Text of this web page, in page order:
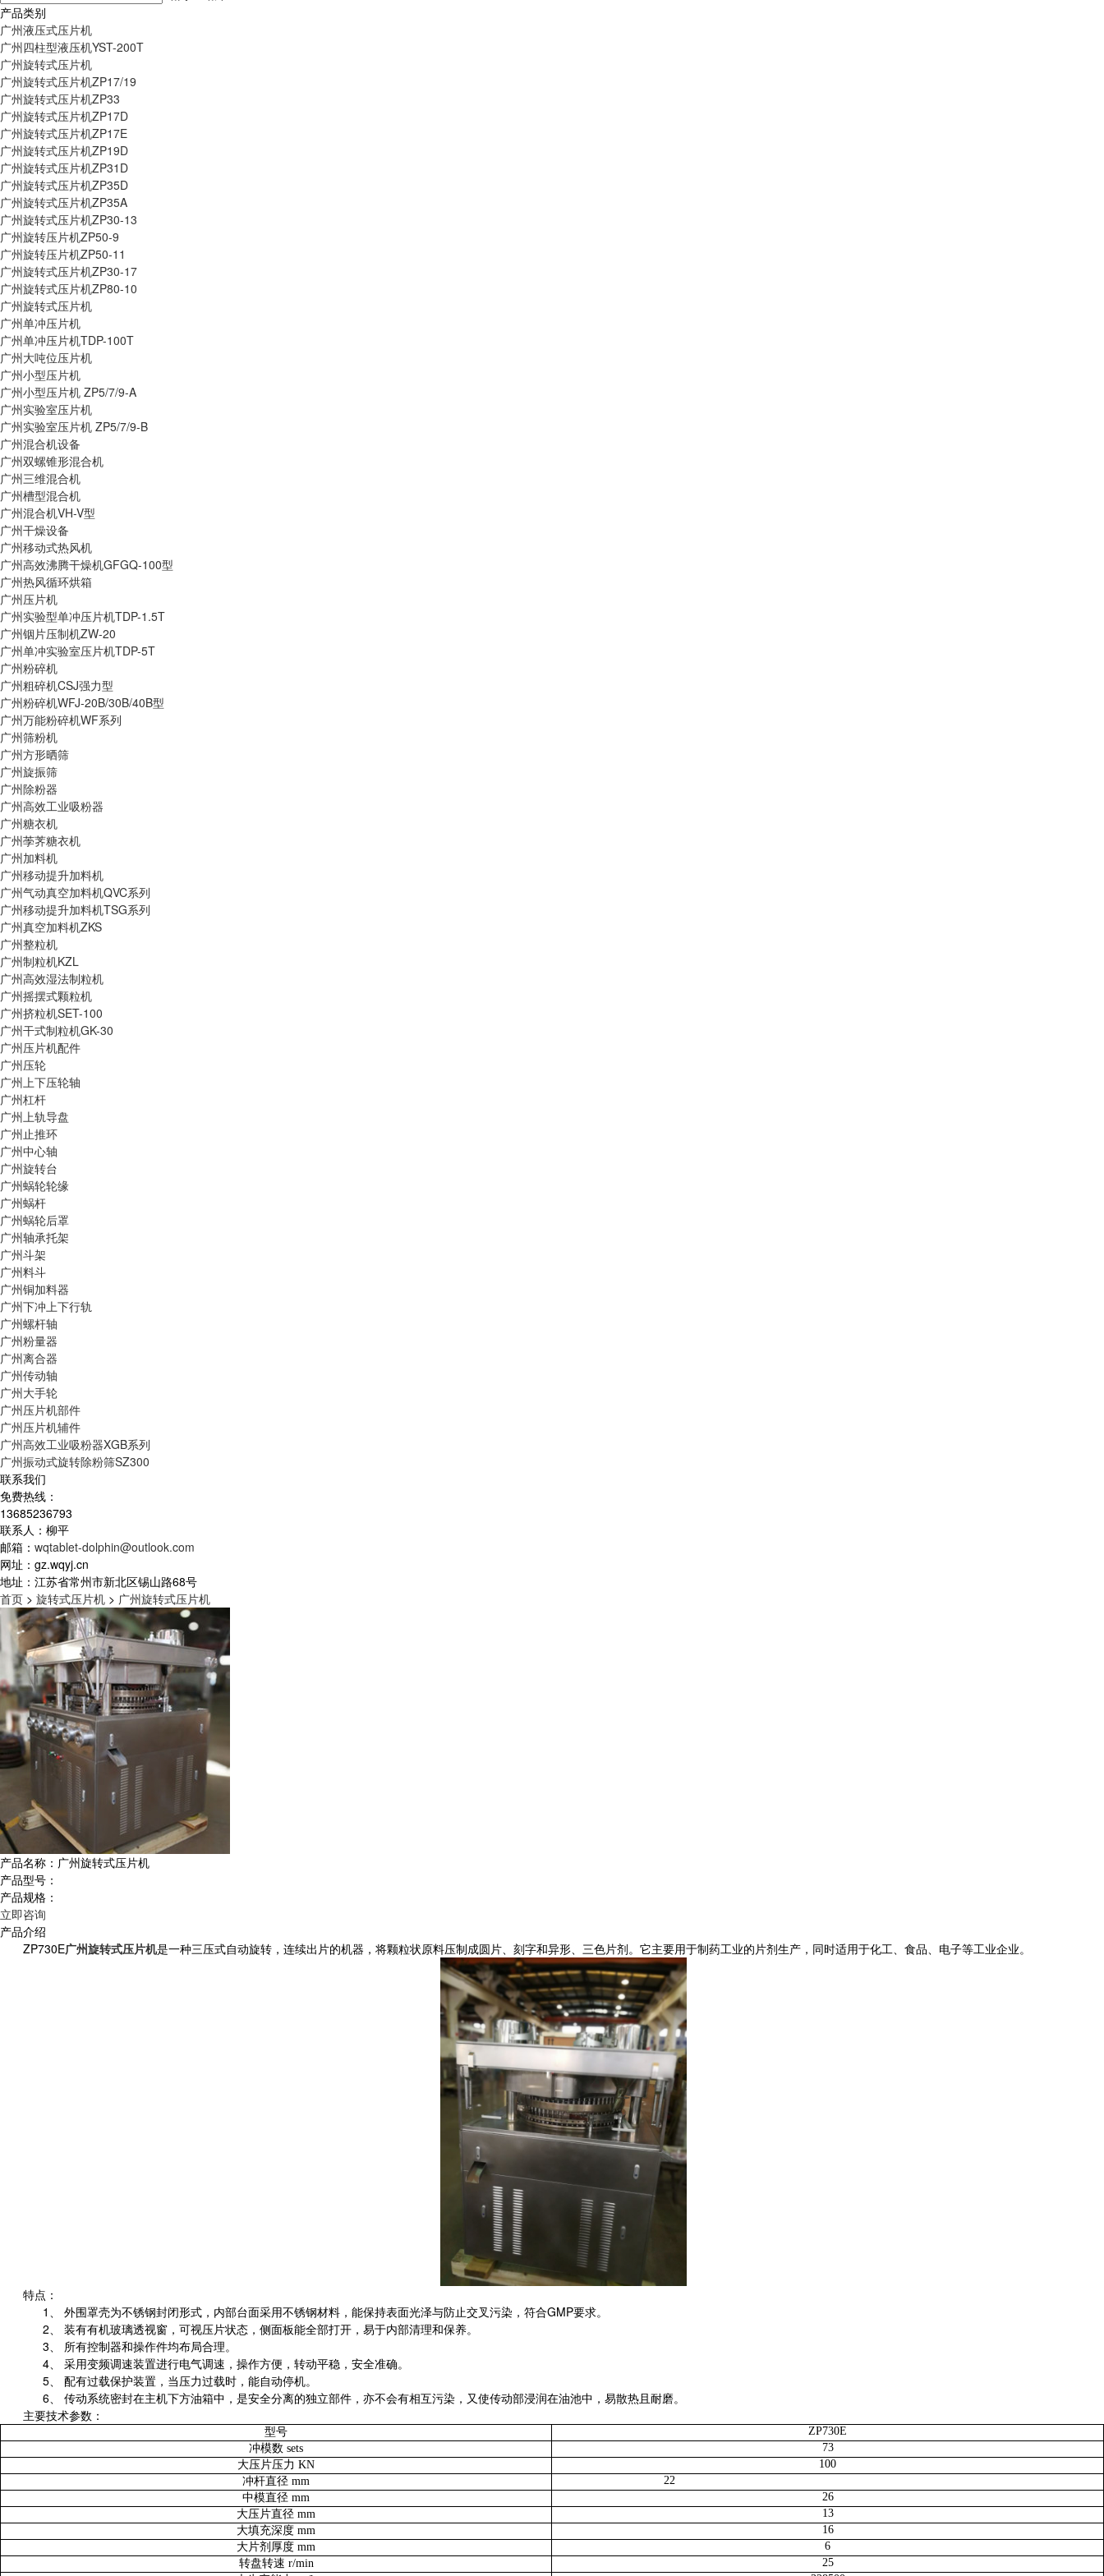
产品类别
广州液压式压片机
广州四柱型液压机YST-200T
广州旋转式压片机
广州旋转式压片机ZP17/19
广州旋转式压片机ZP33
广州旋转式压片机ZP17D
广州旋转式压片机ZP17E
广州旋转式压片机ZP19D
广州旋转式压片机ZP31D
广州旋转式压片机ZP35D
广州旋转式压片机ZP35A
广州旋转式压片机ZP30-13
广州旋转压片机ZP50-9
广州旋转压片机ZP50-11
广州旋转式压片机ZP30-17
广州旋转式压片机ZP80-10
广州旋转式压片机
广州单冲压片机
广州单冲压片机TDP-100T
广州大吨位压片机
广州小型压片机
广州小型压片机 ZP5/7/9-A
广州实验室压片机
广州实验室压片机 ZP5/7/9-B
广州混合机设备
广州双螺锥形混合机
广州三维混合机
广州槽型混合机
广州混合机VH-V型
广州干燥设备
广州移动式热风机
广州高效沸腾干燥机GFGQ-100型
广州热风循环烘箱
广州压片机
广州实验型单冲压片机TDP-1.5T
广州铟片压制机ZW-20
广州单冲实验室压片机TDP-5T
广州粉碎机
广州粗碎机CSJ强力型
广州粉碎机WFJ-20B/30B/40B型
广州万能粉碎机WF系列
广州筛粉机
广州方形晒筛
广州旋振筛
广州除粉器
广州高效工业吸粉器
广州糖衣机
广州荸荠糖衣机
广州加料机
广州移动提升加料机
广州气动真空加料机QVC系列
广州移动提升加料机TSG系列
广州真空加料机ZKS
广州整粒机
广州制粒机KZL
广州高效湿法制粒机
广州摇摆式颗粒机
广州挤粒机SET-100
广州干式制粒机GK-30
广州压片机配件
广州压轮
广州上下压轮轴
广州杠杆
广州上轨导盘
广州止推环
广州中心轴
广州旋转台
广州蜗轮轮缘
广州蜗杆
广州蜗轮后罩
广州轴承托架
广州斗架
广州料斗
广州铜加料器
广州下冲上下行轨
广州螺杆轴
广州粉量器
广州离合器
广州传动轴
广州大手轮
广州压片机部件
广州压片机辅件
广州高效工业吸粉器XGB系列
广州振动式旋转除粉筛SZ300
联系我们
免费热线：
13685236793
联系人：柳平
邮箱： wqtablet-dolphin@outlook.com
网址：gz.wqyj.cn
地址：江苏省常州市新北区锡山路68号
首页 > 旋转式压片机 > 广州旋转式压片机
产品名称：广州旋转式压片机
产品型号：
产品规格：
立即咨询
产品介绍
ZP730E广州旋转式压片机是一种三压式自动旋转，连续出片的机器，将颗粒状原料压制成圆片、刻字和异形、三色片剂。它主要用于制药工业的片剂生产，同时适用于化工、食品、电子等工业企业。
特点：
1、 外围罩壳为不锈钢封闭形式，内部台面采用不锈钢材料，能保持表面光泽与防止交叉污染，符合GMP要求。
2、 装有有机玻璃透视窗，可视压片状态，侧面板能全部打开，易于内部清理和保养。
3、 所有控制器和操作件均布局合理。
4、 采用变频调速装置进行电气调速，操作方便，转动平稳，安全准确。
5、 配有过载保护装置，当压力过载时，能自动停机。
6、 传动系统密封在主机下方油箱中，是安全分离的独立部件，亦不会有相互污染，又使传动部浸润在油池中，易散热且耐磨。
主要技术参数：
型号
ZP730E
冲模数 sets
73
大压片压力 KN
100
冲杆直径 mm
22
中模直径 mm
26
大压片直径 mm
13
大填充深度 mm
16
大片剂厚度 mm
6
转盘转速 r/min
25